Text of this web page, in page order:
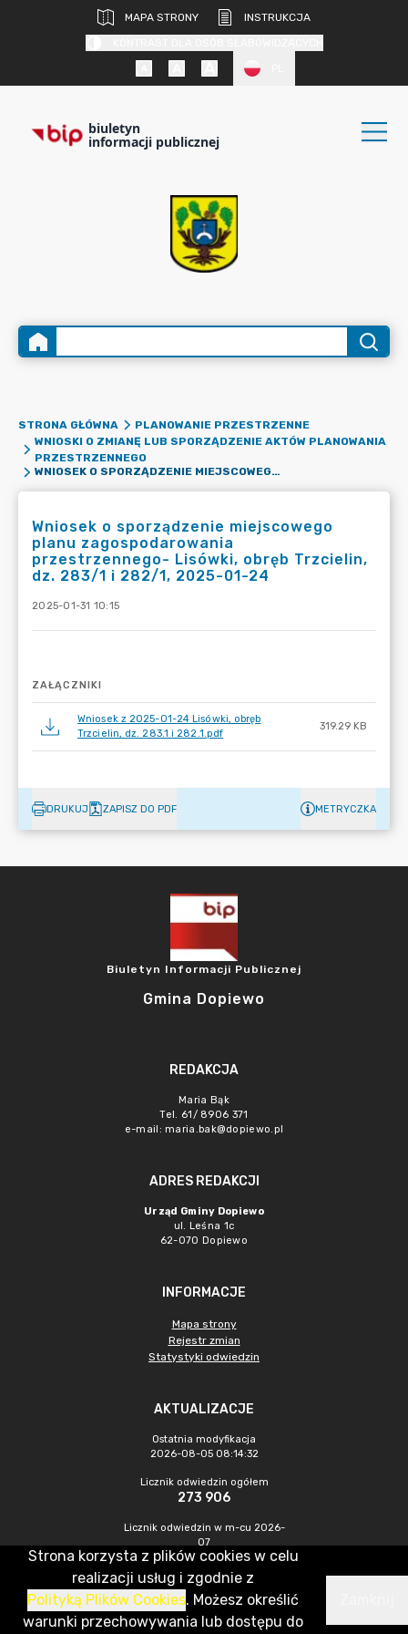
MAPA STRONY
INSTRUKCJA
biuletyn
informacji publicznej
STRONA GŁÓWNA
PLANOWANIE PRZESTRZENNE
WNIOSKI O ZMIANĘ LUB SPORZĄDZENIE AKTÓW PLANOWANIA
PRZESTRZENNEGO
WNIOSEK O SPORZĄDZENIE MIEJSCOWEGO PLANU ZAGOSPODAROWANIA PRZESTRZENNEGO- LISÓWKI, OBRĘB TRZCIELIN, DZ. 283/1 I 282/1, 2025-01-24
Wniosek o sporządzenie miejscowego
planu zagospodarowania
przestrzennego- Lisówki, obręb Trzcielin,
dz. 283/1 i 282/1, 2025-01-24
2025-01-31 10:15
ZAŁĄCZNIKI
Wniosek z 2025-01-24 Lisówki, obręb
Trzcielin, dz. 283.1 i 282.1.pdf
319.29 KB
DRUKUJ ZAPISZ DO PDF METRYCZKA
Biuletyn Informacji Publicznej
Gmina Dopiewo
REDAKCJA
Maria Bąk
Tel. 61/ 8906 371
e-mail: maria.bak@dopiewo.pl
ADRES REDAKCJI
Urząd Gminy Dopiewo
ul. Leśna 1c
62-070 Dopiewo
INFORMACJE
Mapa strony
Rejestr zmian
Statystyki odwiedzin
AKTUALIZACJE
Ostatnia modyfikacja
2026-08-05 08:14:32
Licznik odwiedzin ogółem
273 906
Licznik odwiedzin w m-cu 2026-
07
695
CMS & Hosting: Nefeni Sp. z o.o.
Strona korzysta z plików cookies w celu
realizacji usług i zgodnie z
Polityką Plików Cookies. Możesz określić
warunki przechowywania lub dostępu do